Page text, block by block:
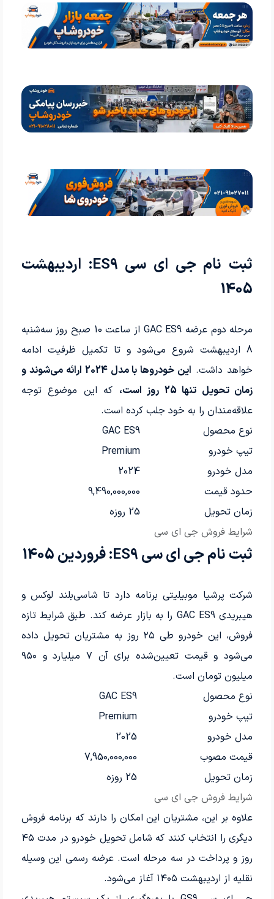
ثبت نام جی ای سی ES9: اردیبهشت
1405
مرحله دوم عرضه GAC ES9 از ساعت 10 صبح روز سه‌شنبه
8 اردیبهشت شروع می‌شود و تا تکمیل ظرفیت ادامه
خواهد داشت.
این خودروها با مدل 2024 ارائه می‌شوند و
زمان تحویل تنها 25 روز است،
که این موضوع توجه
علاقه‌مندان را به خود جلب کرده است.
شرایط فروش جی ای سی
نوع محصول
GAC ES9
تیپ خودرو
Premium
مدل خودرو
2024
حدود قیمت
9,490,000,000
زمان تحویل
25 روزه
ثبت نام جی ای سی ES9: فروردین 1405
شرکت پرشیا موبیلیتی برنامه دارد تا شاسی‌بلند لوکس و
هیبریدی GAC ES9 را به بازار عرضه کند. طبق شرایط تازه
فروش، این خودرو طی ۲۵ روز به مشتریان تحویل داده
می‌شود و قیمت تعیین‌شده برای آن ۷ میلیارد و ۹۵۰
میلیون تومان است.
شرایط فروش جی ای سی
نوع محصول
GAC ES9
تیپ خودرو
Premium
مدل خودرو
2025
قیمت مصوب
7,950,000,000
زمان تحویل
25 روزه
علاوه بر این، مشتریان این امکان را دارند که برنامه فروش
دیگری را انتخاب کنند که شامل تحویل خودرو در مدت ۴۵
روز و پرداخت در سه مرحله است. عرضه رسمی این وسیله
نقلیه از اردیبهشت ۱۴۰۵ آغاز می‌شود.